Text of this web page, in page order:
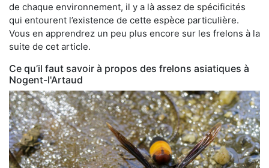
de chaque environnement, il y a là assez de spécificités
qui entourent l’existence de cette espèce particulière.
Vous en apprendrez un peu plus encore sur les frelons à la
suite de cet article.
Ce qu’il faut savoir à propos des frelons asiatiques à
Nogent-l'Artaud